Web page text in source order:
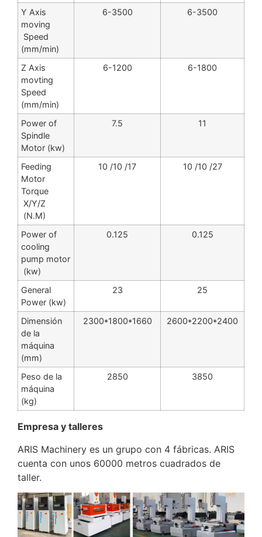
Y Axis
moving
Speed
(mm/min)
6-3500 6-3500
Z Axis
movting
Speed
(mm/min)
6-1200 6-1800
Power of
Spindle
Motor (kw)
7.5 11
Feeding
Motor
Torque
X/Y/Z
(N.M)
10 /10 /17 10 /10 /27
Power of
cooling
pump motor
(kw)
0.125 0.125
General
Power (kw)
23 25
Dimensión
de la
máquina
(mm)
2300*1800*1660 2600*2200*2400
Peso de la
máquina
(kg)
2850 3850
Empresa y talleres
ARIS Machinery es un grupo con 4 fábricas. ARIS
cuenta con unos 60000 metros cuadrados de
taller.